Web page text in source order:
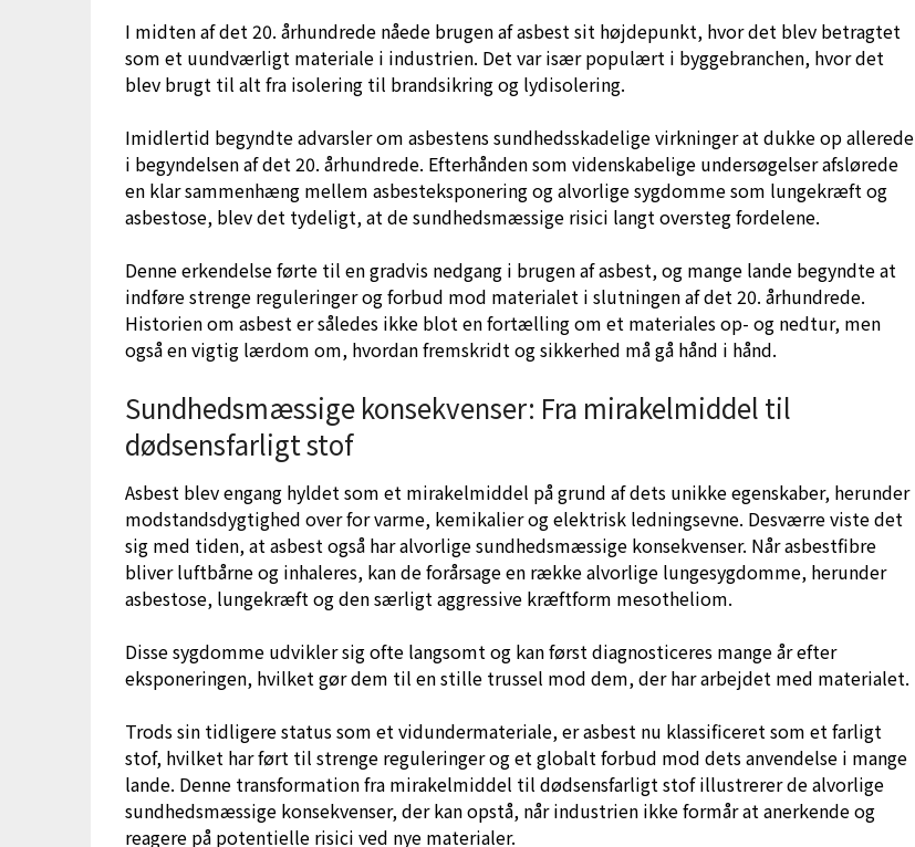
I midten af det 20. århundrede nåede brugen af asbest sit højdepunkt, hvor det blev betragtet
som et uundværligt materiale i industrien. Det var især populært i byggebranchen, hvor det
blev brugt til alt fra isolering til brandsikring og lydisolering.
Imidlertid begyndte advarsler om asbestens sundhedsskadelige virkninger at dukke op allerede
i begyndelsen af det 20. århundrede. Efterhånden som videnskabelige undersøgelser afslørede
en klar sammenhæng mellem asbesteksponering og alvorlige sygdomme som lungekræft og
asbestose, blev det tydeligt, at de sundhedsmæssige risici langt oversteg fordelene.
Denne erkendelse førte til en gradvis nedgang i brugen af asbest, og mange lande begyndte at
indføre strenge reguleringer og forbud mod materialet i slutningen af det 20. århundrede.
Historien om asbest er således ikke blot en fortælling om et materiales op- og nedtur, men
også en vigtig lærdom om, hvordan fremskridt og sikkerhed må gå hånd i hånd.
Sundhedsmæssige konsekvenser: Fra mirakelmiddel til
dødsensfarligt stof
Asbest blev engang hyldet som et mirakelmiddel på grund af dets unikke egenskaber, herunder
modstandsdygtighed over for varme, kemikalier og elektrisk ledningsevne. Desværre viste det
sig med tiden, at asbest også har alvorlige sundhedsmæssige konsekvenser. Når asbestfibre
bliver luftbårne og inhaleres, kan de forårsage en række alvorlige lungesygdomme, herunder
asbestose, lungekræft og den særligt aggressive kræftform mesotheliom.
Disse sygdomme udvikler sig ofte langsomt og kan først diagnosticeres mange år efter
eksponeringen, hvilket gør dem til en stille trussel mod dem, der har arbejdet med materialet.
Trods sin tidligere status som et vidundermateriale, er asbest nu klassificeret som et farligt
stof, hvilket har ført til strenge reguleringer og et globalt forbud mod dets anvendelse i mange
lande. Denne transformation fra mirakelmiddel til dødsensfarligt stof illustrerer de alvorlige
sundhedsmæssige konsekvenser, der kan opstå, når industrien ikke formår at anerkende og
reagere på potentielle risici ved nye materialer.